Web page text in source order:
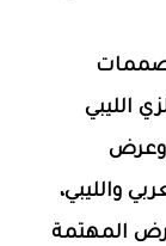
الليبي
وعرض
والليبي،
المهتمة